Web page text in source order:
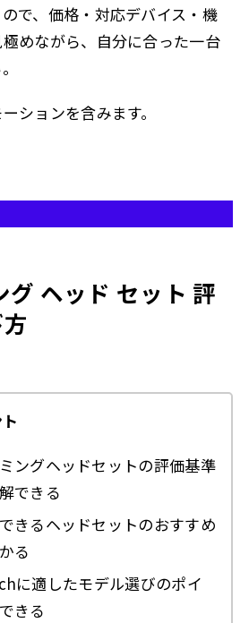
で、価格・対応デバイス・機
めながら、自分に合った一台
ションを含みます。
グ ヘッド セット 評
ングヘッドセットの評価基準
できる
きるヘッドセットのおすすめ
る
に適したモデル選びのポイ
きる